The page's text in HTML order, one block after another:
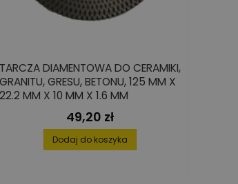
TARCZA DIAMENTOWA DO CERAMIKI,
GRANITU, GRESU, BETONU, 125 MM X
22.2 MM X 10 MM X 1.6 MM
Cena
49,20 zł
Dodaj do koszyka